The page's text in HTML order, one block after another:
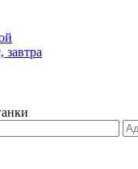
завтра